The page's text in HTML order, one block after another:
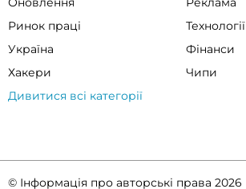
Ринок праці
Технології
Україна
Фінанси
Хакери
Чипи
Дивитися всі категорії
© Інформація про авторські права 2026